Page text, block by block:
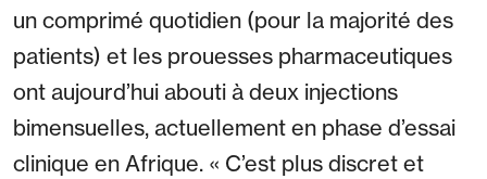
un comprimé quotidien (pour la majorité des
patients) et les prouesses pharmaceutiques
ont aujourd’hui abouti à deux injections
bimensuelles, actuellement en phase d’essai
clinique en Afrique. « C’est plus discret et